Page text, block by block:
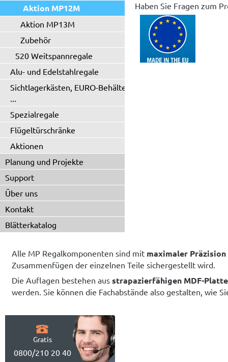
Aktion MP12M
Aktion MP13M
Zubehör
S20 Weitspannregale
Alu- und Edelstahlregale
Sichtlagerkästen, EURO-Behälter
...
Spezialregale
Flügeltürschränke
Aktionen
Planung und Projekte
Support
Über uns
Kontakt
Blätterkatalog
Haben Sie Fragen zum
Alle MP Regalkomponenten sind mit maximaler Präzision
Zusammenfügen der einzelnen Teile sichergestellt wird.
Die Auflagen bestehen aus strapazierfähigen MDF-
werden. Sie können die Fachabstände also gestalten, wie
Gratis
0800/210 20 40